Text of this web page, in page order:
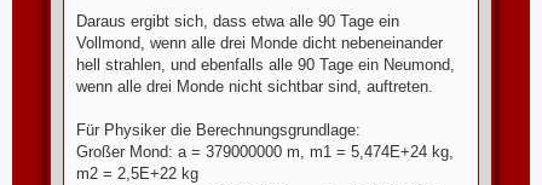
Daraus ergibt sich, dass etwa alle 90 Tage ein
Vollmond, wenn alle drei Monde dicht nebeneinander
hell strahlen, und ebenfalls alle 90 Tage ein Neumond,
wenn alle drei Monde nicht sichtbar sind, auftreten.
Für Physiker die Berechnungsgrundlage:
Großer Mond: a = 379000000 m, m1 = 5,474E+24 kg,
m2 = 2,5E+22 kg